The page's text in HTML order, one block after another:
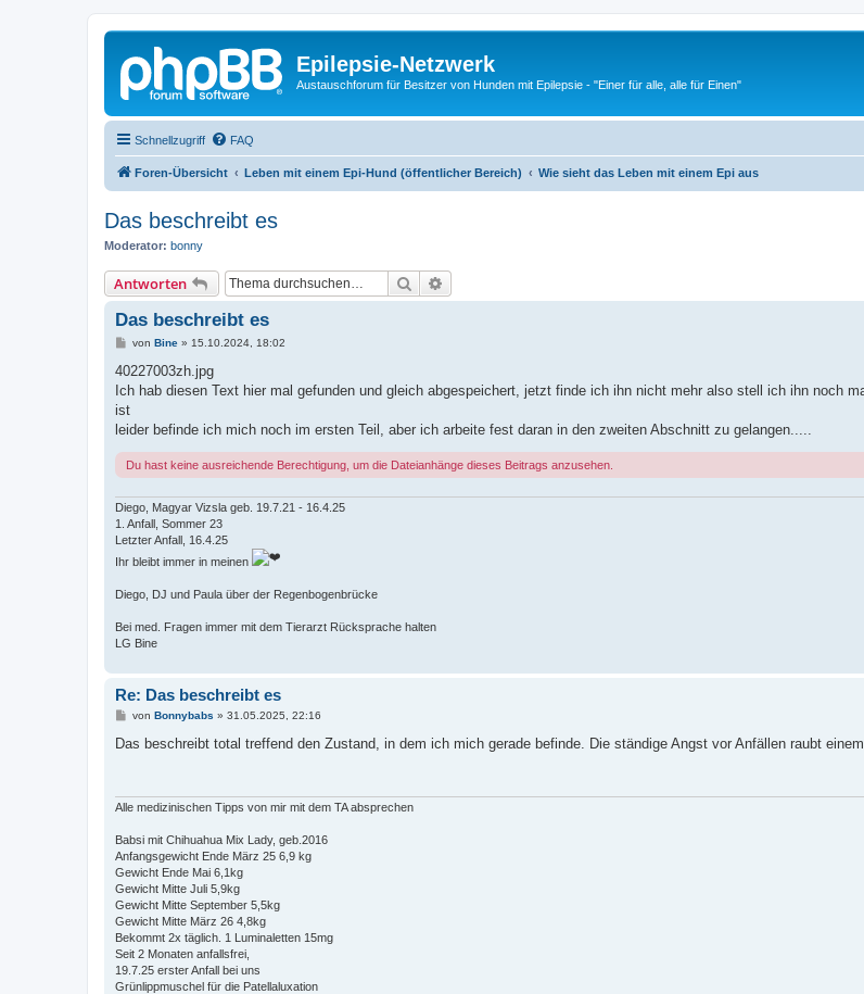
Epilepsie-Netzwerk
Austauschforum für Besitzer von Hunden mit Epilepsie - "Einer für alle, alle für Einen"
Schnellzugriff FAQ
Foren-Übersicht Leben mit einem Epi-Hund (öffentlicher Bereich) Wie sieht das Leben mit einem Epi aus
Das beschreibt es
Moderator: bonny
Antworten Suche
Das beschreibt es
B
i
r
a
von Bine» 15.10.2024, 18:02
40227003zh.jpg
Ich hab diesen Text hier mal gefunden und gleich abgespeichert, jetzt finde ich ihn nicht mehr also stell ich ihn noch
ist
leider befinde ich mich noch im ersten Teil, aber ich arbeite fest daran in den zweiten Abschnitt zu gelangen.....
Du hast keine ausreichende Berechtigung, um die Dateianhänge dieses Beitrags anzusehen.
Diego, Magyar Vizsla geb. 19.7.21 - 16.4.25
1. Anfall, Sommer 23
Letzter Anfall, 16.4.25
Ihr bleibt immer in meinen
Diego, DJ und Paula über der Regenbogenbrücke
Bei med. Fragen immer mit dem Tierarzt Rücksprache halten
LG Bine
Re: Das beschreibt es
B
i
von Bonnybabs » 31.05.2025, 22:16
Das beschreibt total treffend den Zustand, in dem ich mich gerade befinde. Die ständige Angst vor Anfällen raubt
Alle medizinischen Tipps von mir mit dem TA absprechen
Babsi mit Chihuahua Mix Lady, geb.2016
Anfangsgewicht Ende März 25 6,9 kg
Gewicht Ende Mai 6,1kg
Gewicht Mitte Juli 5,9kg
Gewicht Mitte September 5,5kg
Gewicht Mitte März 26 4,8kg
Bekommt 2x täglich. 1 Luminaletten 15mg
Seit 2 Monaten anfallsfrei,
19.7.25 erster Anfall bei uns
Grünlippmuschel für die Patellaluxation